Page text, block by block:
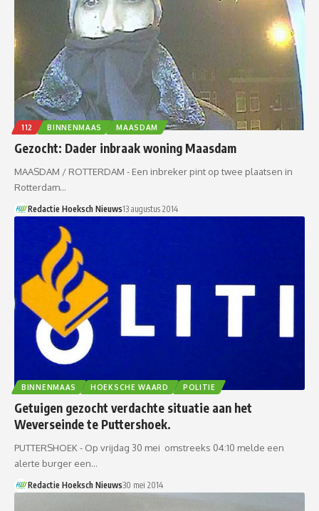
112 BINNENMAAS MAASDAM
Gezocht: Dader inbraak woning Maasdam
MAASDAM / ROTTERDAM - Een inbreker pint op twee plaatsen in
Rotterdam…
Redactie Hoeksch Nieuws13 augustus 2014
BINNENMAAS HOEKSCHE WAARD POLITIE
Getuigen gezocht verdachte situatie aan het
Weverseinde te Puttershoek.
PUTTERSHOEK - Op vrijdag 30 mei omstreeks 04:10 melde een
alerte burger een…
Redactie Hoeksch Nieuws30 mei 2014